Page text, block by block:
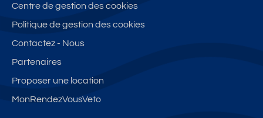
Centre de gestion des cookies
Politique de gestion des cookies
Contactez - Nous
Partenaires
Proposer une location
MonRendezVousVeto